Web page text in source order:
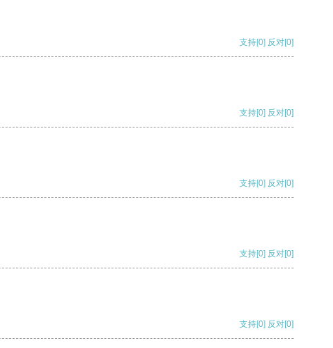
支持[0] 反对[0]
支持[0] 反对[0]
支持[0] 反对[0]
支持[0] 反对[0]
支持[0] 反对[0]